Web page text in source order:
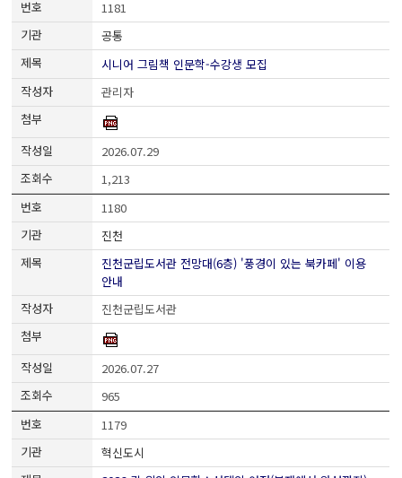
1181
공통
시니어 그림책 인문학-수강생 모집
관리자
2026.07.29
1,213
1180
진천
진천군립도서관 전망대(6층) '풍경이 있는 북카페' 이용
안내
진천군립도서관
2026.07.27
965
1179
혁신도시